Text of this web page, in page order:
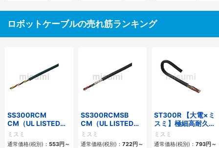
ロボットケーブルの売れ筋ランキング
SS300RCM
CM（UL LISTED規
格・NEPA対応） 小
径
ミスミ
通常価格(税別)： 553円 ～
SS300RCMSB
CM（UL LISTED規
格・NEPA対応） 小
径 シールド付
ミスミ
通常価格(税別)： 722円 ～
ST300R 【大電×ミ
スミ】極細高耐久ロ
ボットケーブル（シ
ールド無・有）
ミスミ
通常価格(税別)： 793円 ～